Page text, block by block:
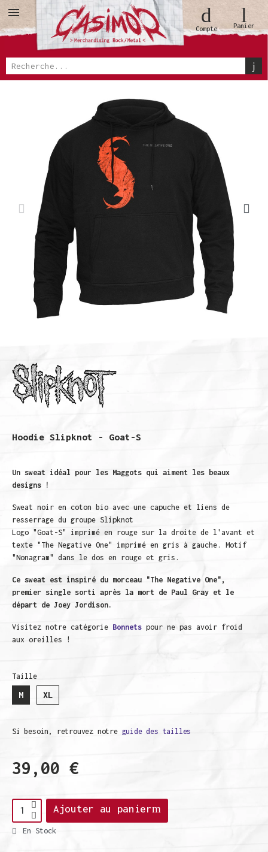
Compte Panier
Hoodie Slipknot - Goat-S
Un sweat idéal pour les Maggots qui aiment les beaux
designs !
Sweat noir en coton bio avec une capuche et liens de
resserrage du groupe Slipknot
Logo "Goat-S" imprimé en rouge sur la droite de l'avant et
texte "The Negative One" imprimé en gris à gauche. Motif
"Nonagram" dans le dos en rouge et gris.
Ce sweat est inspiré du morceau "The Negative One",
premier single sorti après la mort de Paul Gray et le
départ de Joey Jordison.
Visitez notre catégorie Bonnets pour ne pas avoir froid
aux oreilles !
Taille
M XL
Si besoin, retrouvez notre guide des tailles
39,00 €
Ajouter au panier
En Stock